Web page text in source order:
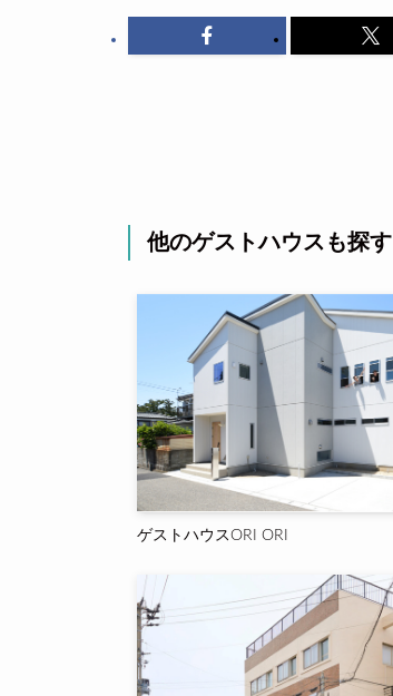
他のゲストハウスも探す
ゲストハウスORI ORI